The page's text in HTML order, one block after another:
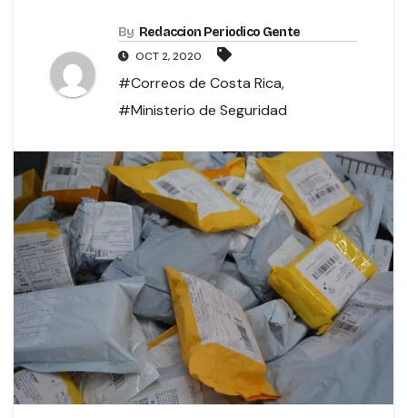
By Redaccion Periodico Gente
OCT 2, 2020
#Correos de Costa Rica,
#Ministerio de Seguridad